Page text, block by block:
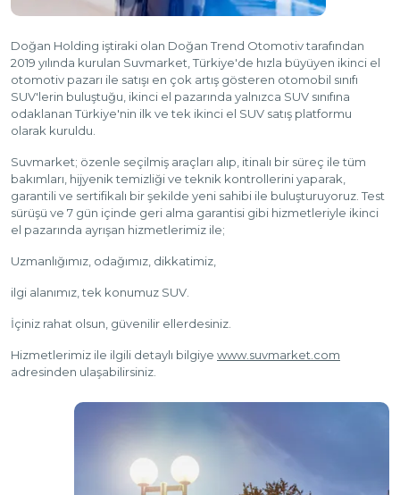
Doğan Holding iştiraki olan Doğan Trend Otomotiv tarafından
2019 yılında kurulan Suvmarket, Türkiye'de hızla büyüyen ikinci el
otomotiv pazarı ile satışı en çok artış gösteren otomobil sınıfı
SUV'lerin buluştuğu, ikinci el pazarında yalnızca SUV sınıfına
odaklanan Türkiye'nin ilk ve tek ikinci el SUV satış platformu
olarak kuruldu.
Suvmarket; özenle seçilmiş araçları alıp, itinalı bir süreç ile tüm
bakımları, hijyenik temizliği ve teknik kontrollerini yaparak,
garantili ve sertifikalı bir şekilde yeni sahibi ile buluşturuyoruz. Test
sürüşü ve 7 gün içinde geri alma garantisi gibi hizmetleriyle ikinci
el pazarında ayrışan hizmetlerimiz ile;
Uzmanlığımız, odağımız, dikkatimiz,
ilgi alanımız, tek konumuz SUV.
İçiniz rahat olsun, güvenilir ellerdesiniz.
Hizmetlerimiz ile ilgili detaylı bilgiye www.suvmarket.com
adresinden ulaşabilirsiniz.